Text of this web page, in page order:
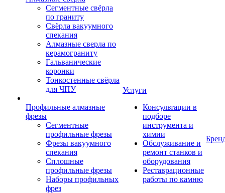
Сегментные свёрла
по граниту
Свёрла вакуумного
спекания
Алмазные сверла по
керамограниту
Гальванические
коронки
Тонкостенные свёрла
для ЧПУ
Профильные алмазные
фрезы
Сегментные
профильные фрезы
Фрезы вакуумного
спекания
Сплошные
профильные фрезы
Наборы профильных
фрез
Услуги
Консультации в
подборе
инструмента и
химии
Обслуживание и
ремонт станков и
оборудования
Реставрационные
работы по камню